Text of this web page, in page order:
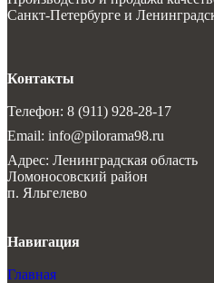
Санкт-Петербурге и
Контакты
Телефон: 8 (911) 928-28-17
Email: info@pilorama98.ru
Адрес: Ленинградская область
Ломоносовский район
п. Яльгелево
Навигация
Главная